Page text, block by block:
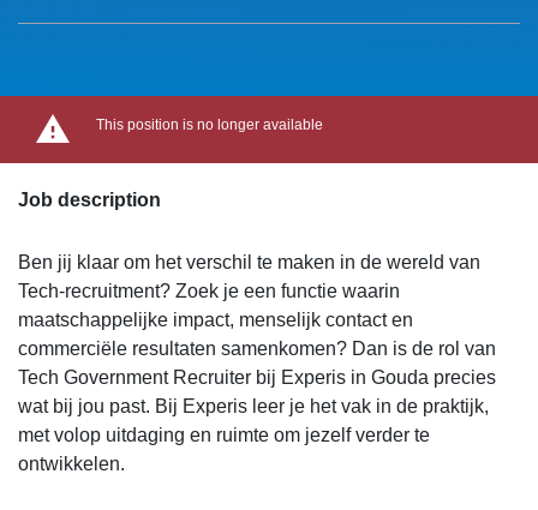
This position is no longer available
Job description
Ben jij klaar om het verschil te maken in de wereld van
Tech-recruitment? Zoek je een functie waarin
maatschappelijke impact, menselijk contact en
commerciële resultaten samenkomen? Dan is de rol van
Tech Government Recruiter bij Experis in Gouda precies
wat bij jou past. Bij Experis leer je het vak in de praktijk,
met volop uitdaging en ruimte om jezelf verder te
ontwikkelen.